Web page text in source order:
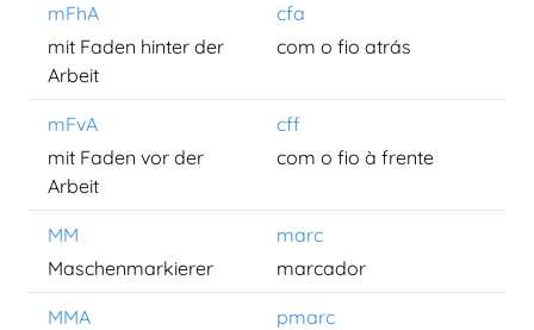
mFhA
cfa
mit Faden hinter der
Arbeit
com o fio atrás
mFvA
cff
mit Faden vor der
Arbeit
com o fio à frente
MM
marc
Maschenmarkierer
marcador
MMA
pmarc